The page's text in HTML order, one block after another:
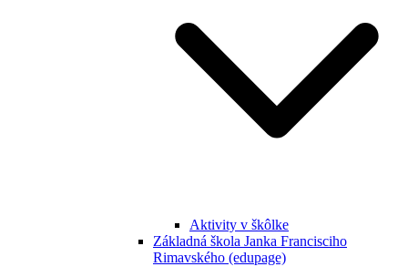
Aktivity v škôlke
Základná škola Janka Francisciho
Rimavského (edupage)